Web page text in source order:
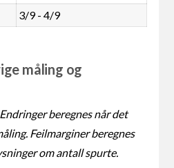
3/9 - 4/9
måling og
beregnes når det
Feilmarginer beregnes
om antall spurte.